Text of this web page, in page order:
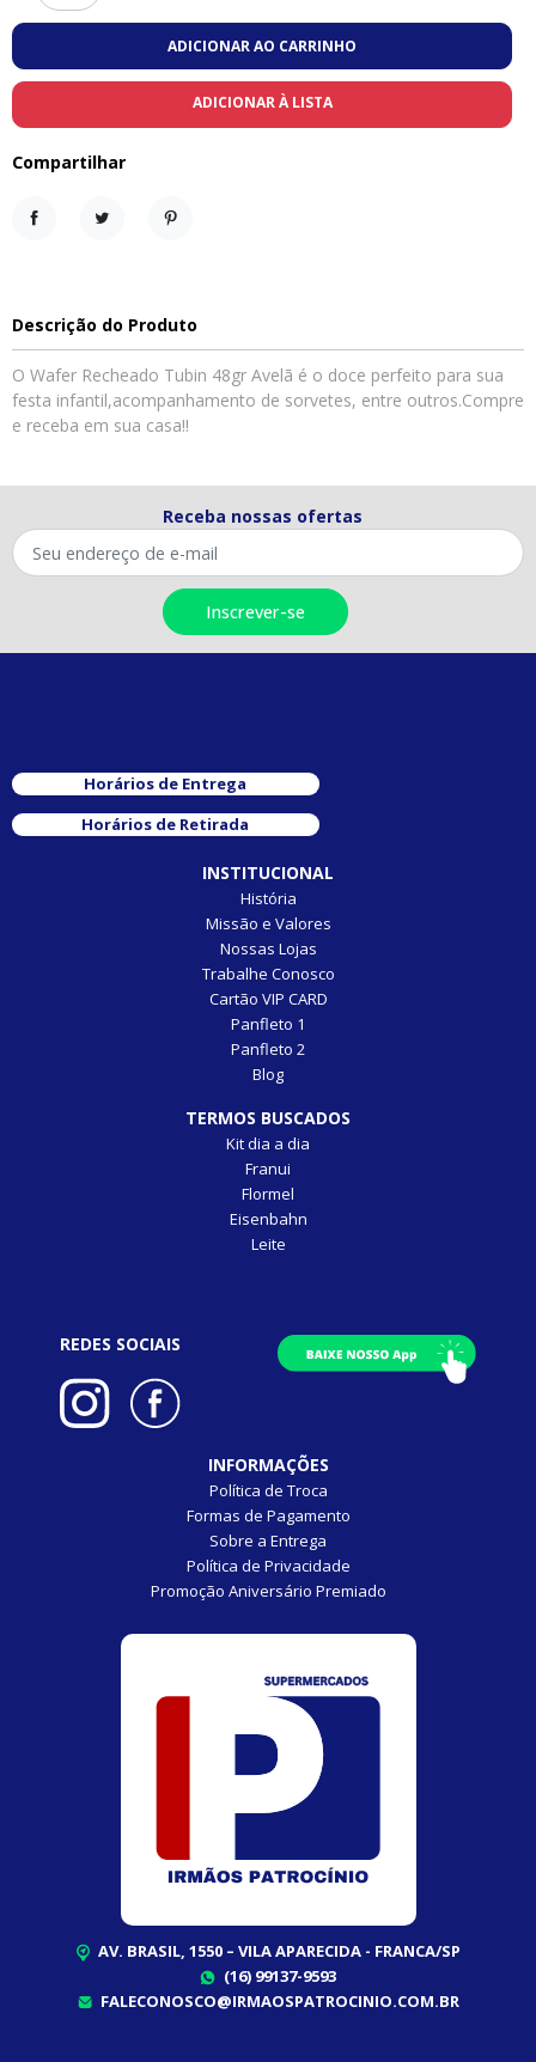
ADICIONAR AO CARRINHO
ADICIONAR À LISTA
Compartilhar
Descrição do Produto
O Wafer Recheado Tubin 48gr Avelã é o doce perfeito para sua
festa infantil,acompanhamento de sorvetes, entre outros.Compre
e receba em sua casa!!
Receba nossas ofertas
Horários de Entrega
Horários de Retirada
INSTITUCIONAL
História
Missão e Valores
Nossas Lojas
Trabalhe Conosco
Cartão VIP CARD
Panfleto 1
Panfleto 2
Blog
TERMOS BUSCADOS
Kit dia a dia
Franui
Flormel
Eisenbahn
Leite
REDES SOCIAIS
INFORMAÇÕES
Política de Troca
Formas de Pagamento
Sobre a Entrega
Política de Privacidade
Promoção Aniversário Premiado
AV. BRASIL, 1550 – VILA APARECIDA - FRANCA/SP
(16) 99137-9593
FALECONOSCO@IRMAOSPATROCINIO.COM.BR